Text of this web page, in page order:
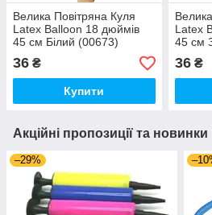
Велика Повітряна Куля
Latex Balloon 18 дюймів
45 см Білий (00673)
36 ₴
Купити
Latex
45 см
36₴
Акційні пропозиції та новинки
–29%